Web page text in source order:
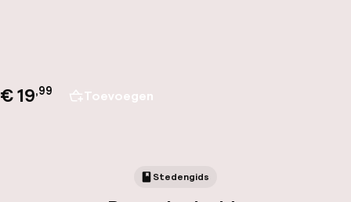
€ 19,99 Toevoegen
Stedengids